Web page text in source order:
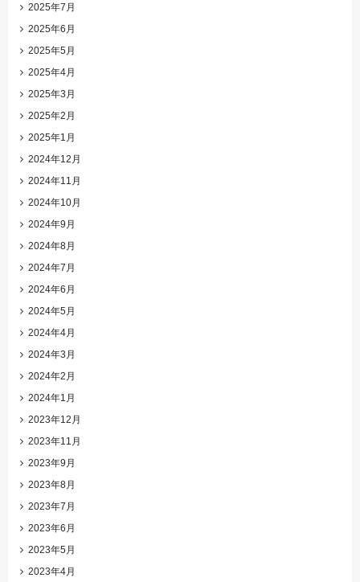
2025年7月
2025年6月
2025年5月
2025年4月
2025年3月
2025年2月
2025年1月
2024年12月
2024年11月
2024年10月
2024年9月
2024年8月
2024年7月
2024年6月
2024年5月
2024年4月
2024年3月
2024年2月
2024年1月
2023年12月
2023年11月
2023年9月
2023年8月
2023年7月
2023年6月
2023年5月
2023年4月